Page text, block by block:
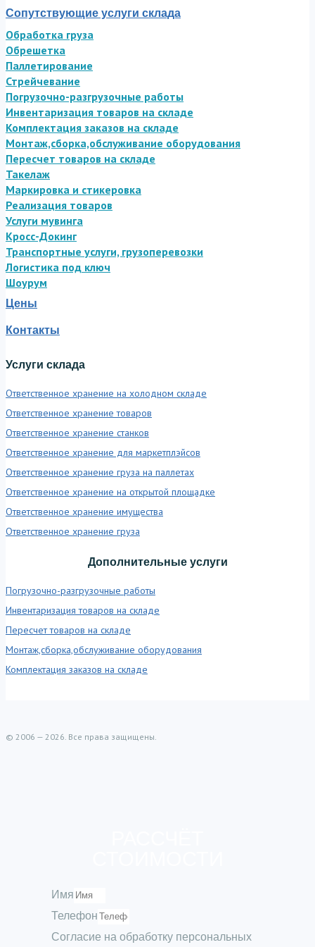
Сопутствующие услуги склада
Обработка груза
Обрешетка
Паллетирование
Стрейчевание
Погрузочно-разгрузочные работы
Инвентаризация товаров на складе
Комплектация заказов на складе
Монтаж,сборка,обслуживание оборудования
Пересчет товаров на складе
Такелаж
Маркировка и стикеровка
Реализация товаров
Услуги мувинга
Кросс-Докинг
Транспортные услуги, грузоперевозки
Логистика под ключ
Шоурум
Цены
Контакты
Услуги склада
Ответственное хранение на холодном складе
Ответственное хранение товаров
Ответственное хранение станков
Ответственное хранение для маркетплэйсов
Ответственное хранение груза на паллетах
Ответственное хранение на открытой площадке
Ответственное хранение имущества
Ответственное хранение груза
Дополнительные услуги
Погрузочно-разгрузочные работы
Инвентаризация товаров на складе
Пересчет товаров на складе
Монтаж,сборка,обслуживание оборудования
Комплектация заказов на складе
© 2006 — 2026. Все права защищены.
Имя
Телефон
Согласие на обработку персональных